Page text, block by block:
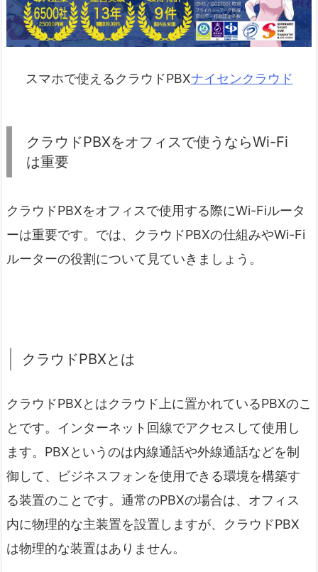
スマホで使えるクラウドPBXナイセンクラウド
クラウドPBXをオフィスで使うならWi-Fi
は重要
クラウドPBXをオフィスで使用する際にWi-Fiルータ
ーは重要です。では、クラウドPBXの仕組みやWi-Fi
ルーターの役割について見ていきましょう。
クラウドPBXとは
クラウドPBXとはクラウド上に置かれているPBXのこ
とです。インターネット回線でアクセスして使用し
ます。PBXというのは内線通話や外線通話などを制
御して、ビジネスフォンを使用できる環境を構築す
る装置のことです。通常のPBXの場合は、オフィス
内に物理的な主装置を設置しますが、クラウドPBX
は物理的な装置はありません。